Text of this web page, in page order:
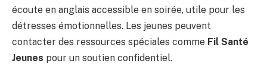
écoute en anglais accessible en soirée, utile pour les
détresses émotionnelles. Les jeunes peuvent
contacter des ressources spéciales comme Fil Santé
Jeunes pour un soutien confidentiel.